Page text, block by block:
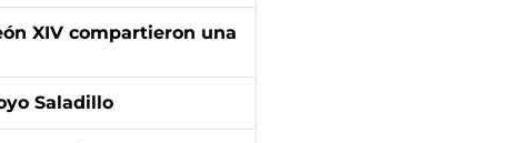
XIV compartieron una
Saladillo